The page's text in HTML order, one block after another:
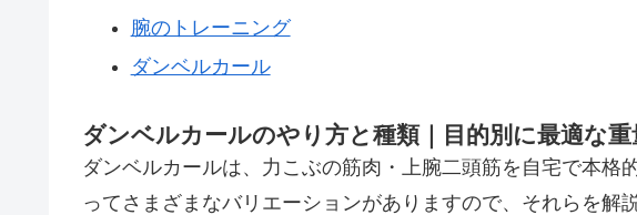
腕のトレーニング
ダンベルカール
ダンベルカールのやり方と種類｜目的別に最適な
ダンベルカールは、力こぶの筋肉・上腕二頭筋を自宅で本
ってさまざまなバリエーションがありますので、それらを